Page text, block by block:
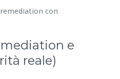
con
e
reale)